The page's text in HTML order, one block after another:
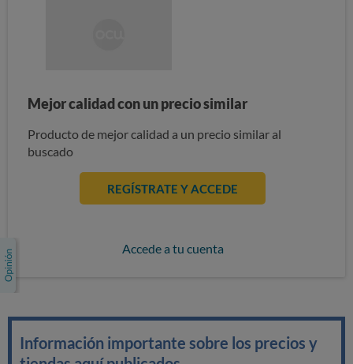
Mejor calidad con un precio similar
Producto de mejor calidad a un precio similar al
buscado
REGÍSTRATE Y ACCEDE
Accede a tu cuenta
Información importante sobre los precios y